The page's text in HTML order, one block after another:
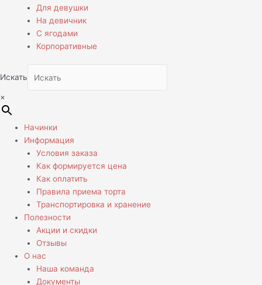
Для девушки
На девичник
С ягодами
Корпоративные
Искать
×
Начинки
Информация
Условия заказа
Как формируется цена
Как оплатить
Правила приема торта
Транспортировка и хранение
Полезности
Акции и скидки
Отзывы
О нас
Наша команда
Документы